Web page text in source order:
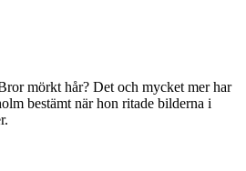
mörkt hår? Det och mycket mer har
bestämt när hon ritade bilderna i